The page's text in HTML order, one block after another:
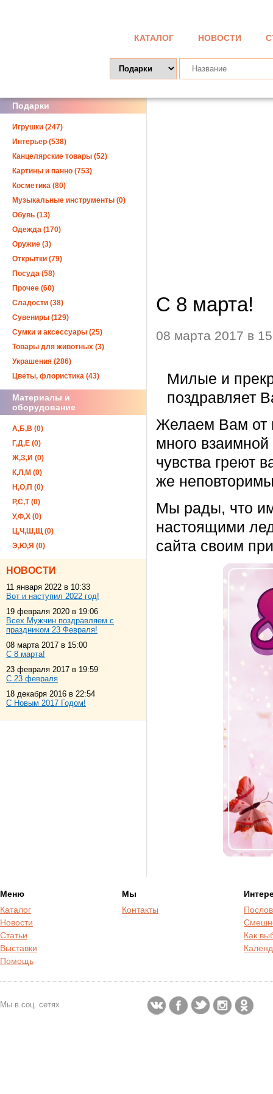
КАТАЛОГ НОВОСТИ
С 8 марта!
08 марта 2017 в
Милые и
поздравляет
Желаем Вам от
много
чувства греют
же
Мы рады, что
настоящими
сайта своим
Подарки
Игрушки (247)
Интерьер (538)
Канцелярские товары (52)
Картины и панно (753)
Косметика (80)
Музыкальные инструменты (0)
Обувь (13)
Одежда (170)
Оружие (3)
Открытки (79)
Посуда (58)
Прочее (60)
Сладости (38)
Сувениры (129)
Сумки и аксессуары (25)
Товары для животных (3)
Украшения (286)
Цветы, флористика (43)
Материалы и
оборудование
А,Б,В (0)
Г,Д,Е (0)
Ж,З,И (0)
К,Л,М (0)
Н,О,П (0)
Р,С,Т (0)
У,Ф,Х (0)
Ц,Ч,Ш,Щ (0)
Э,Ю,Я (0)
НОВОСТИ
11 января 2022 в 10:33
Вот и наступил 2022 год!
19 февраля 2020 в 19:06
Всех Мужчин поздравляем с
праздником 23 Февраля!
08 марта 2017 в 15:00
С 8 марта!
23 февраля 2017 в 19:59
С 23 февраля
18 декабря 2016 в 22:54
С Новым 2017 Годом!
Меню
Каталог
Новости
Статьи
Выставки
Помощь
Мы
Контакты
Как
Мы в соц. сетях